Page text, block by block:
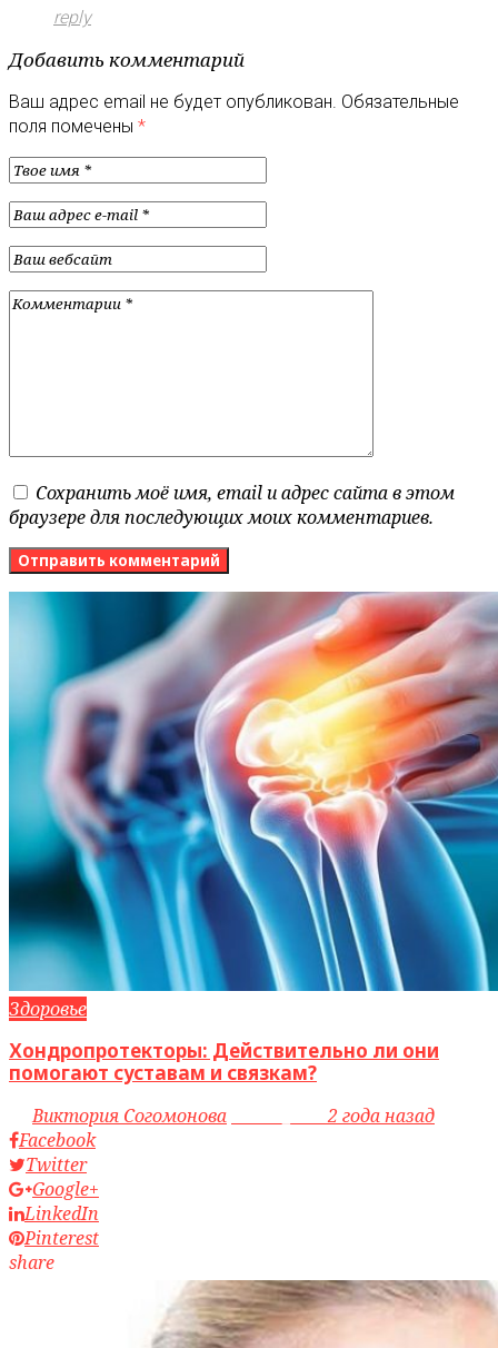
reply
Добавить комментарий
Ваш адрес email не будет опубликован. Обязательные
поля помечены *
Сохранить моё имя, email и адрес сайта в этом
браузере для последующих моих комментариев.
Здоровье
Хондропротекторы: Действительно ли они
помогают суставам и связкам?
byВиктория Согомонова access_time2 года назад
Facebook
Twitter
Google+
LinkedIn
Pinterest
share